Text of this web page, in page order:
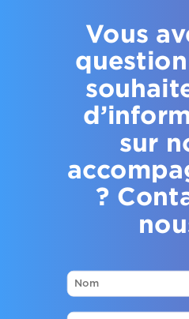
Vous
sur
?